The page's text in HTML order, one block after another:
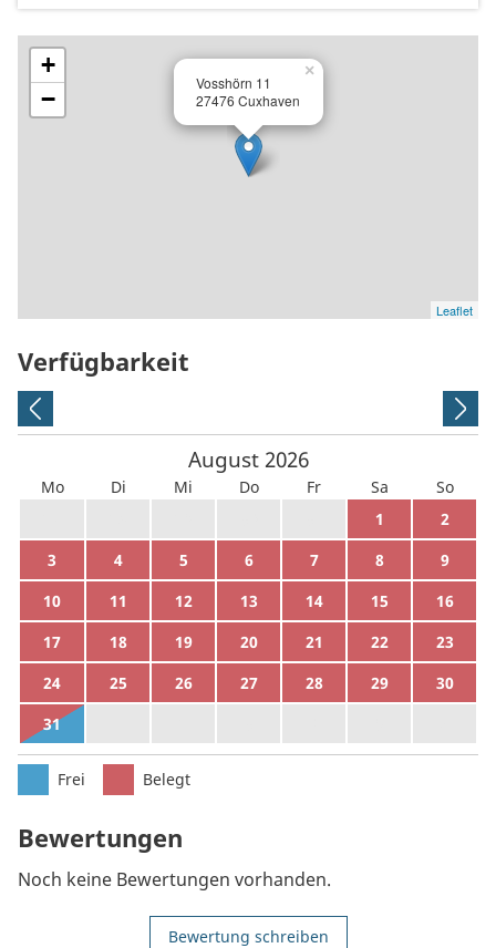
Vosshörn 11
27476 Cuxhaven
×
+
−
Leaflet
Verfügbarkeit
August 2026
Mo Di Mi Do Fr Sa
So
1
2
3
4 5 6 7 8
9
10
11 12 13 14 15
16
17
18 19 20 21 22
23
24
25 26 27 28 29
30
31
Frei Belegt
Bewertungen
Noch keine Bewertungen vorhanden.
Bewertung schreiben